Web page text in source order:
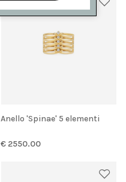
Anello 'Spinae' 5 elementi
€ 2550.00